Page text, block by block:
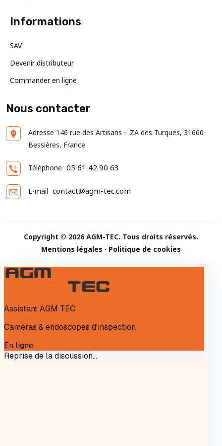
Informations
SAV
Devenir distributeur
Commander en ligne
Nous contacter
Adresse 146 rue des Artisans – ZA des Turques, 31660
Bessières, France
Téléphone 05 61 42 90 63
E-mail contact@agm-tec.com
Copyright © 2026 AGM-TEC. Tous droits réservés.
Mentions légales · Politique de cookies